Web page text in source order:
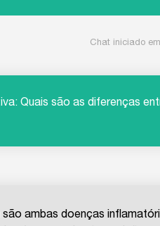
Chat iniciado
Quais são as diferenças
ambas doenças